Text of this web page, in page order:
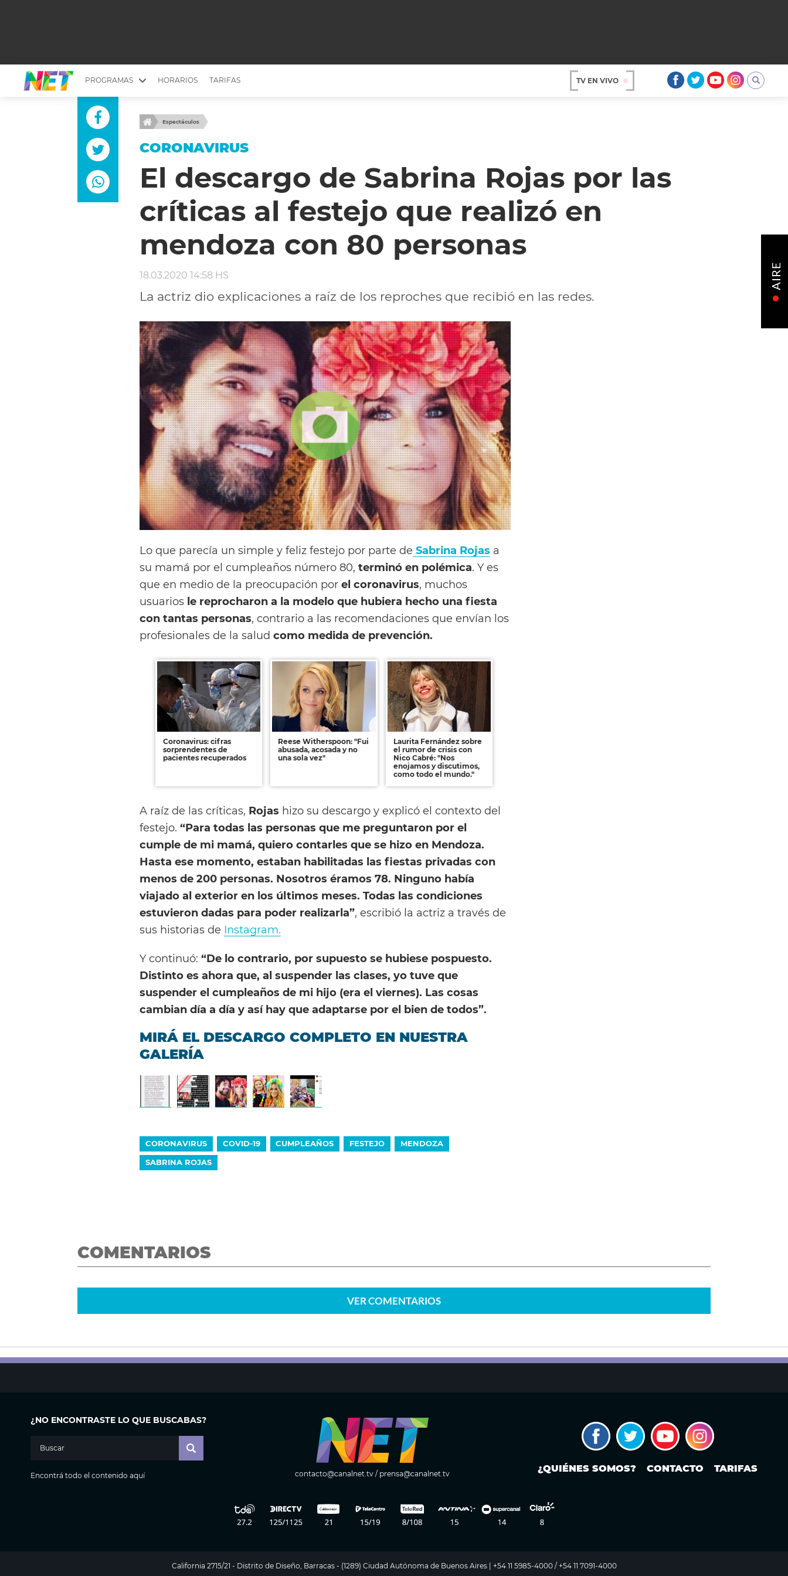
PROGRAMAS
MESA PICANTE
YUYITO A LA TARDE
EMPRENDI2
LONGOBARDI
EL OLIVO BLANCO
TU LUGAR IDEAL
CHICHE EN VIVO
ARGENTINOS X ARGENTINA
CARAS Y NEGOCIOS
SCOUTING PARA UN CAMBIO
INTELEXIS TV
ENTROMETIDOS EN LA TELE
ENTRE NOS
MODO FONTEVECCHIA
PERIODISMO PURO
REPERFILAR
FIESTAS ARGENTINAS
FULL FACE TV
DESAFÍO 10 AÑOS MENOS
AGENDA CORPORATIVA
HORARIOS TARIFAS TV EN VIVO
Espectáculos
CORONAVIRUS
El descargo de Sabrina Rojas por las
críticas al festejo que realizó en
mendoza con 80 personas
18.03.2020 14:58 HS
La actriz dio explicaciones a raíz de los reproches que recibió en las redes.
Lo que parecía un simple y feliz festejo por parte de Sabrina Rojas a
su mamá por el cumpleaños número 80, terminó en polémica. Y es
que en medio de la preocupación por el coronavirus, muchos
usuarios le reprocharon a la modelo que hubiera hecho una fiesta
con tantas personas, contrario a las recomendaciones que envían los
profesionales de la salud como medida de prevención.
Coronavirus: cifras
sorprendentes de
pacientes recuperados
Reese Witherspoon: "Fui
abusada, acosada y no
una sola vez"
Laurita Fernández sobre
el rumor de crisis con
Nico Cabré: "Nos
enojamos y discutimos,
como todo el mundo."
A raíz de las críticas, Rojas hizo su descargo y explicó el contexto del
festejo. “Para todas las personas que me preguntaron por el
cumple de mi mamá, quiero contarles que se hizo en Mendoza.
Hasta ese momento, estaban habilitadas las fiestas privadas con
menos de 200 personas. Nosotros éramos 78. Ninguno había
viajado al exterior en los últimos meses. Todas las condiciones
estuvieron dadas para poder realizarla”, escribió la actriz a través de
sus historias de Instagram.
Y continuó: “De lo contrario, por supuesto se hubiese pospuesto.
Distinto es ahora que, al suspender las clases, yo tuve que
suspender el cumpleaños de mi hijo (era el viernes). Las cosas
cambian día a día y así hay que adaptarse por el bien de todos”.
MIRÁ EL DESCARGO COMPLETO EN NUESTRA
GALERÍA
CORONAVIRUS COVID-19 CUMPLEAÑOS FESTEJO
MENDOZA
SABRINA ROJAS
COMENTARIOS
VERCOMENTARIOS
¿NO ENCONTRASTE LO QUE BUSCABAS?
Encontrá todo el contenido aquí contacto@canalnet.tv/ prensa@canalnet.tv ¿QUIÉNES SOMOS? CONTACTO TARIFAS
California 2715/21 - Distrito de Diseño, Barracas - (1289) Ciudad Autónoma de Buenos Aires | +54 11 5985-4000 / +54 11 7091-4000
AIRE